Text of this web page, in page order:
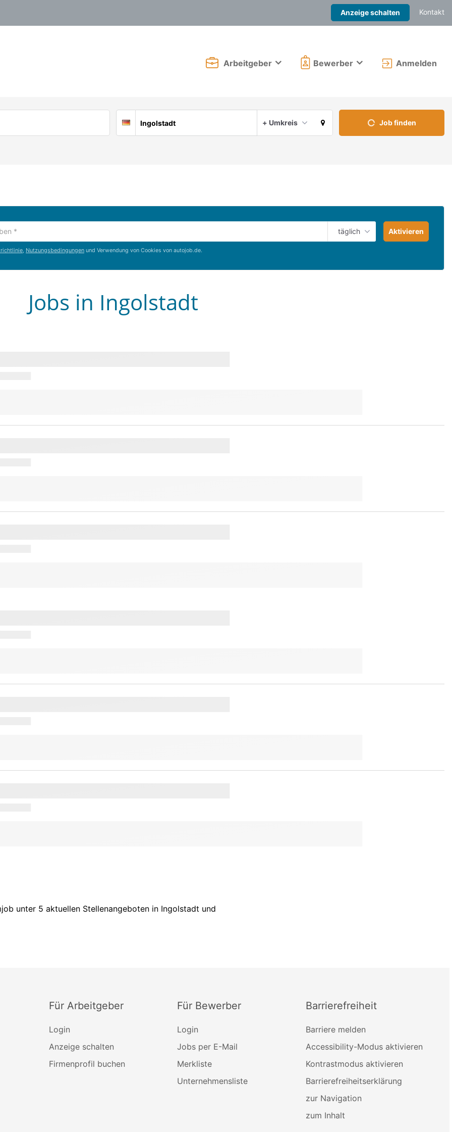
Anzeige schalten Kontakt
Anmelden
Arbeitgeber Bewerber
Deutschland
+ Umkreis
Aktuellen Ort verwenden
Job finden
täglich Aktivieren
, Nutzungsbedingungen und Verwendung von Cookies von autojob.de.
Jobs in Ingolstadt
unter 5 aktuellen Stellenangeboten in Ingolstadt und
Für Arbeitgeber
Login
Anzeige schalten
Firmenprofil buchen
Für Bewerber
Login
Jobs per E-Mail
Merkliste
Unternehmensliste
Barrierefreiheit
Barriere melden
Accessibility-Modus aktivieren
Kontrastmodus aktivieren
Barrierefreiheitserklärung
zur Navigation
zum Inhalt